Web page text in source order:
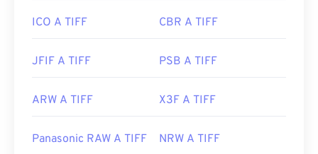
ICO A TIFF CBR A TIFF
JFIF A TIFF PSB A TIFF
ARW A TIFF X3F A TIFF
Panasonic RAW A TIFF NRW A TIFF